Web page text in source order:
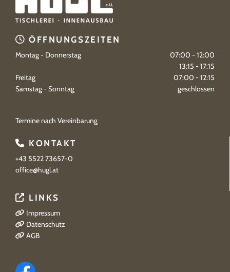
 ÖFFNUNGSZEITEN
Montag - Donnerstag
07:00 - 12:00
13:15 - 17:15
Freitag
07:00 - 12:15
Samstag - Sonntag
geschlossen
Termine nach Vereinbarung
 KONTAKT
+43 5522 73657-0
office@hugl.at
 LINKS
 Impressum
 Datenschutz
 AGB